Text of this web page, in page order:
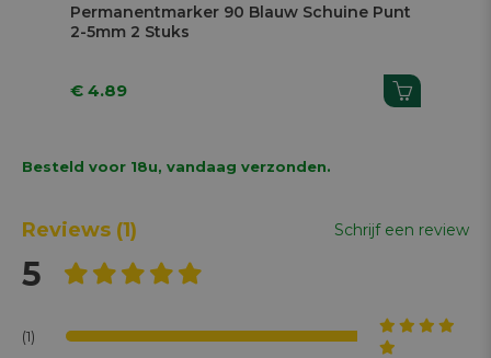
Permanentmarker 90 Blauw Schuine Punt
2-5mm 2 Stuks
€ 4.89
Besteld voor 18u, vandaag verzonden.
Reviews (1) Schrijf een review
5
(1)